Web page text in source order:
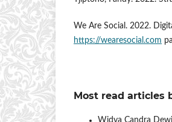
We Are Social. 2022.
https://wearesocial.com
Most read articles